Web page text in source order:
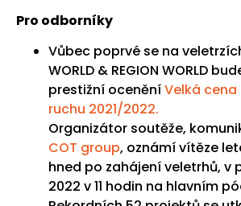
Pro odborníky
Vůbec poprvé se na
WORLD & REGION WORLD
prestižní oceněníVelká
ruchu 2021/2022.
Organizátor soutěže,
COT group, oznámí vítěze
hned po zahájení veletrhů, v
2022 v 11 hodin na hlavním